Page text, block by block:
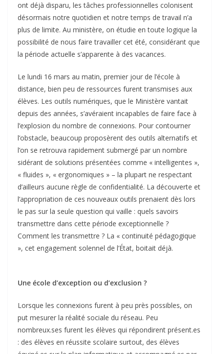
ont déjà disparu, les tâches professionnelles colonisent
désormais notre quotidien et notre temps de travail n’a
plus de limite. Au ministère, on étudie en toute logique la
possibilité de nous faire travailler cet été, considérant que
la période actuelle s’apparente à des vacances.
Le lundi 16 mars au matin, premier jour de l’école à
distance, bien peu de ressources furent transmises aux
élèves. Les outils numériques, que le Ministère vantait
depuis des années, s’avéraient incapables de faire face à
l’explosion du nombre de connexions. Pour contourner
l’obstacle, beaucoup proposèrent des outils alternatifs et
l’on se retrouva rapidement submergé par un nombre
sidérant de solutions présentées comme « intelligentes »,
« fluides », « ergonomiques » – la plupart ne respectant
d’ailleurs aucune règle de confidentialité. La découverte et
l’appropriation de ces nouveaux outils prenaient dès lors
le pas sur la seule question qui vaille : quels savoirs
transmettre dans cette période exceptionnelle ?
Comment les transmettre ? La « continuité pédagogique
», cet engagement solennel de l’État, boitait déjà.
Une école d’exception ou d’exclusion ?
Lorsque les connexions furent à peu près possibles, on
put mesurer la réalité sociale du réseau. Peu
nombreux.ses furent les élèves qui répondirent présent.es
: des élèves en réussite scolaire surtout, des élèves